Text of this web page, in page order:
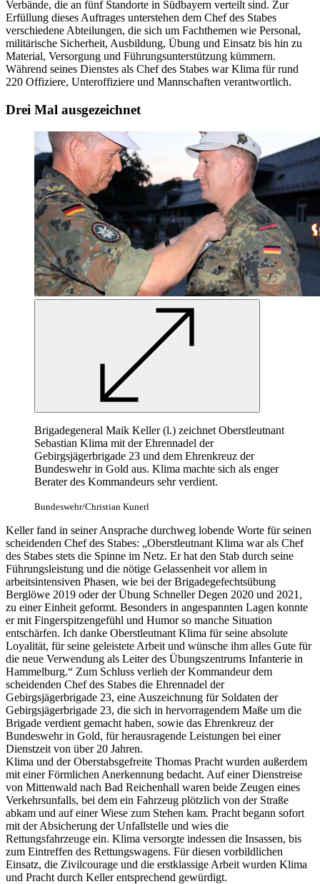
Verbände, die an fünf Standorte in Südbayern verteilt sind. Zur
Erfüllung dieses Auftrages unterstehen dem Chef des Stabes
verschiedene Abteilungen, die sich um Fachthemen wie Personal,
militärische Sicherheit, Ausbildung, Übung und Einsatz bis hin zu
Material, Versorgung und Führungsunterstützung kümmern.
Während seines Dienstes als Chef des Stabes war Klima für rund
220 Offiziere, Unteroffiziere und Mannschaften verantwortlich.
Drei Mal ausgezeichnet
Brigadegeneral Maik Keller (l.) zeichnet Oberstleutnant
Sebastian Klima mit der Ehrennadel der
Gebirgsjägerbrigade 23 und dem Ehrenkreuz der
Bundeswehr in Gold aus. Klima machte sich als enger
Berater des Kommandeurs sehr verdient.
Bundeswehr/Christian Kunerl
Keller fand in seiner Ansprache durchweg lobende Worte für seinen
scheidenden Chef des Stabes: „Oberstleutnant Klima war als Chef
des Stabes stets die Spinne im Netz. Er hat den Stab durch seine
Führungsleistung und die nötige Gelassenheit vor allem in
arbeitsintensiven Phasen, wie bei der Brigadegefechtsübung
Berglöwe 2019 oder der Übung Schneller Degen 2020 und 2021,
zu einer Einheit geformt. Besonders in angespannten Lagen konnte
er mit Fingerspitzengefühl und Humor so manche Situation
entschärfen. Ich danke Oberstleutnant Klima für seine absolute
Loyalität, für seine geleistete Arbeit und wünsche ihm alles Gute für
die neue Verwendung als Leiter des Übungszentrums Infanterie in
Hammelburg.“ Zum Schluss verlieh der Kommandeur dem
scheidenden Chef des Stabes die Ehrennadel der
Gebirgsjägerbrigade 23, eine Auszeichnung für Soldaten der
Gebirgsjägerbrigade 23, die sich in hervorragendem Maße um die
Brigade verdient gemacht haben, sowie das Ehrenkreuz der
Bundeswehr in Gold, für herausragende Leistungen bei einer
Dienstzeit von über 20 Jahren.
Klima und der Oberstabsgefreite Thomas Pracht wurden außerdem
mit einer Förmlichen Anerkennung bedacht. Auf einer Dienstreise
von Mittenwald nach Bad Reichenhall waren beide Zeugen eines
Verkehrsunfalls, bei dem ein Fahrzeug plötzlich von der Straße
abkam und auf einer Wiese zum Stehen kam. Pracht begann sofort
mit der Absicherung der Unfallstelle und wies die
Rettungsfahrzeuge ein. Klima versorgte indessen die Insassen, bis
zum Eintreffen des Rettungswagens. Für diesen vorbildlichen
Einsatz, die Zivilcourage und die erstklassige Arbeit wurden Klima
und Pracht durch Keller entsprechend gewürdigt.